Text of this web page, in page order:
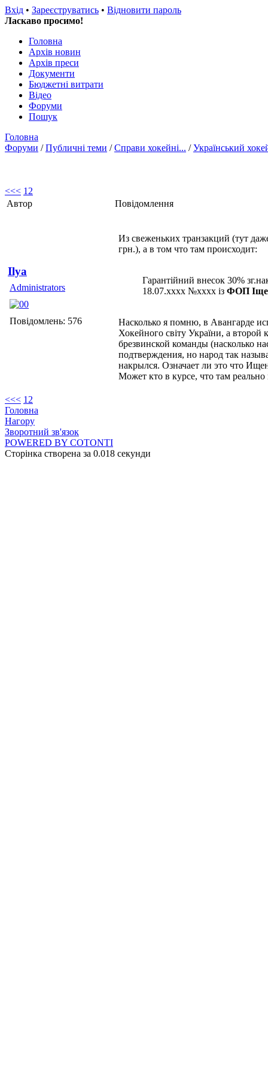
Вхід • Зареєструватись • Відновити пароль
Ласкаво просимо!
Головна
Архів новин
Архів преси
Документи
Бюджетні витрати
Відео
Форуми
Пошук
Головна
Форуми /Публичні теми /Справи хокейні... /Український
<<< 1 2
Автор
Повідомлення
Ilya
Administrators
Повідомлень: 576
Из свеженьких транзакций (тут
грн.), а в том что там происходит:
Гарантійний внесок 30%
18.07.xxxx №xxxx із ФОП
Насколько я помню, в Авангарде
Хокейного світу України, а
брезвинской команды (насколько
подтверждения, но народ так
накрылся. Означает ли это что
Может кто в курсе, что там
<<< 1 2
Головна
Нагору
Зворотний зв'язок
POWERED BY COTONTI
Сторінка створена за 0.018 секунди